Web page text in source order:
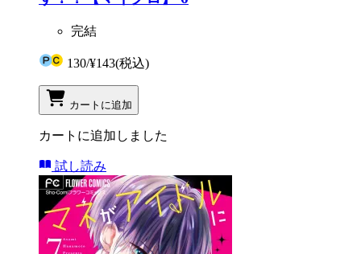
完結
130/¥143(税込)
カートに追加
カートに追加しました
試し読み